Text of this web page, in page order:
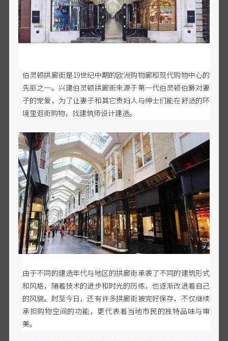
伯灵顿拱廊街是19世纪中期的欧洲购物廊和现代购物中心的
先驱之一。兴建伯灵顿拱廊街来源于第一代伯灵顿伯爵对妻
子的宠爱，为了让妻子和其它贵妇人与绅士们能在舒适的环
境里逛街购物，找建筑师设计建造。
由于不同的建造年代与地区的拱廊街承袭了不同的建筑形式
和风格，随着技术的进步和时光的历练，也逐渐改进着自己
的风貌。时至今日，还有许多拱廊街被完好保存，不仅继续
承担购物空间的功能，更代表着当地市民的独特品味与审
美。